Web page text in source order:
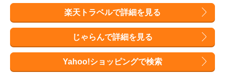
楽天トラベルで詳細を見る
じゃらんで詳細を見る
Yahoo!ショッピングで検索